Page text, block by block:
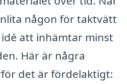
någon för taktvätt
att inhämtar minst
Här är några
det är fördelaktigt: